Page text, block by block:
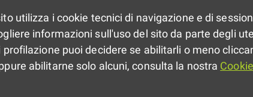
utilizza i cookie tecnici di navigazione e di
informazioni sull'uso del sito da parte degli
profilazione puoi decidere se abilitarli o meno
abilitarne solo alcuni, consulta la nostra